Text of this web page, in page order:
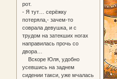
рот.
- Я тут… серёжку
потеряла,- зачем-то
соврала девушка, и с
трудом на затекших ногах
направилась прочь со
двора…
Вскоре Юля, удобно
усевшись на заднем
сидении такси, уже мчалась